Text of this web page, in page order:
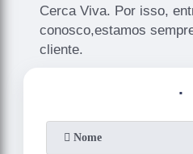
Cerca Viva. Por isso,
conosco,estamos
cliente.
.